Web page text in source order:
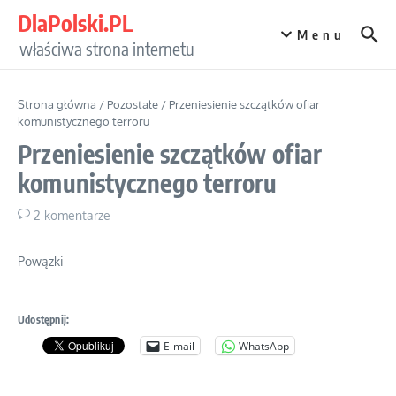
DlaPolski.PL
właściwa strona internetu
Menu
Strona główna / Pozostałe / Przeniesienie szczątków ofiar
komunistycznego terroru
Przeniesienie szczątków ofiar
komunistycznego terroru
2 komentarze
Powązki
Udostępnij:
E-mail WhatsApp